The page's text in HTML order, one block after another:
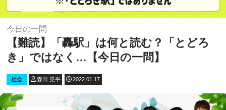
今日の一問
【難読】「轟駅」は何と読む？「とどろ
き」ではなく…【今日の一問】
社会 森田 晃平 2022.01.17